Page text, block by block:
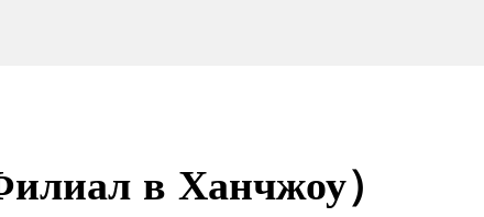
в Ханчжоу）